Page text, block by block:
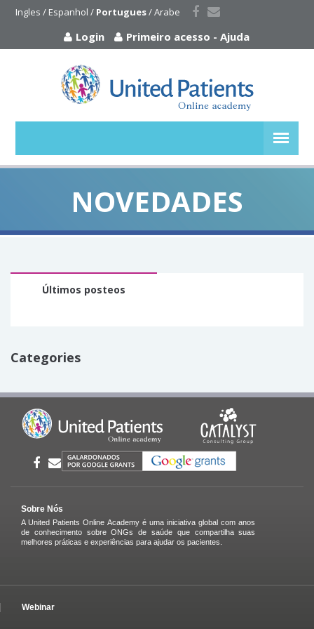
Ingles / Espanhol / Portugues / Arabe
Login Primeiro acesso -Ajuda
NOVEDADES
Últimos posteos
Categories
Sobre Nós
A United Patients Online Academy é uma iniciativa global com anos
de conhecimento sobre ONGs de saúde que compartilha suas
melhores práticas e experiências para ajudar os pacientes.
Webinar